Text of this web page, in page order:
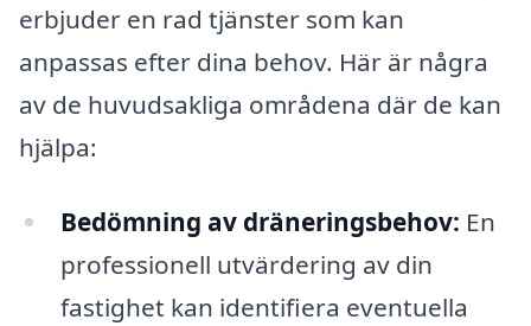
erbjuder en rad tjänster som kan
anpassas efter dina behov. Här är några
av de huvudsakliga områdena där de kan
hjälpa:
Bedömning av dräneringsbehov: En
professionell utvärdering av din
fastighet kan identifiera eventuella